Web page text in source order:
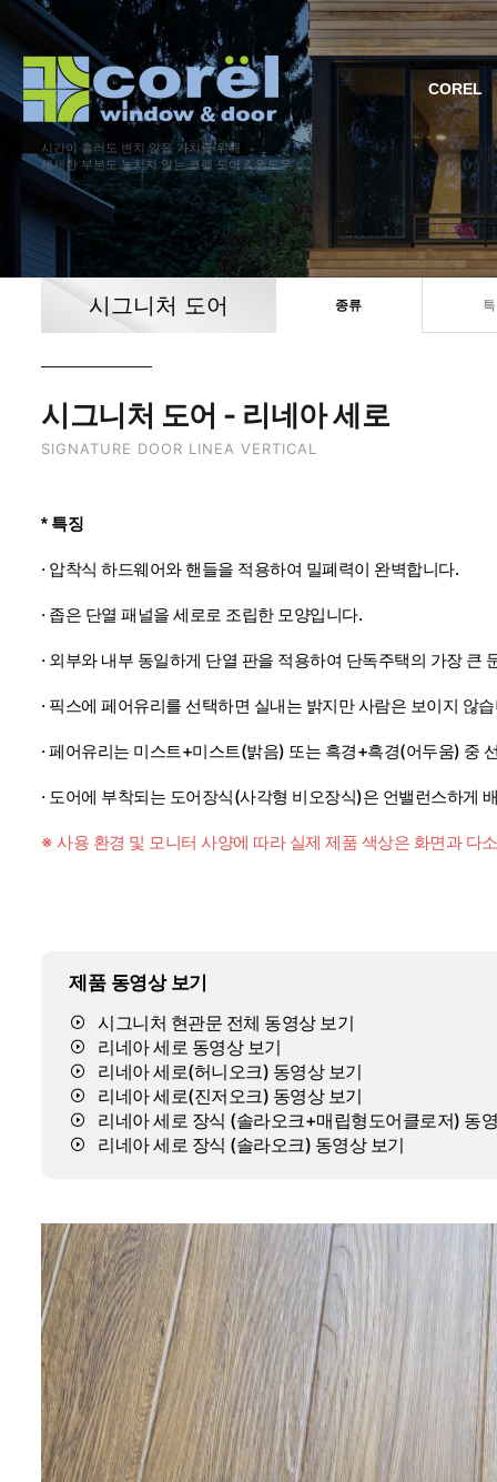
COREL
시간이 흘러도 변치 않을 가치를 위해
세세한 부분도 놓치지 않는 코렐 도어 & 윈도우
시그니처 도어 종류
시그니처 도어 - 리네아 세로
SIGNATURE DOOR LINEA VERTICAL
* 특징
· 압착식 하드웨어와 핸들을 적용하여 밀폐력이 완벽합니다.
· 좁은 단열 패널을 세로로 조립한 모양입니다.
· 외부와 내부 동일하게 단열 판을 적용하여 단독주택의 가장 큰
· 픽스에 페어유리를 선택하면 실내는 밝지만 사람은 보이지 않
· 페어유리는 미스트+미스트(밝음) 또는 흑경+흑경(어두움) 중
· 도어에 부착되는 도어장식(사각형 비오장식)은 언밸런스하게
※ 사용 환경 및 모니터 사양에 따라 실제 제품 색상은 화면과 다
제품 동영상 보기
시그니처 현관문 전체 동영상 보기
리네아 세로 동영상 보기
리네아 세로(허니오크) 동영상 보기
리네아 세로(진저오크) 동영상 보기
리네아 세로 장식 (솔라오크+매립형도어클로저) 동
리네아 세로 장식 (솔라오크) 동영상 보기